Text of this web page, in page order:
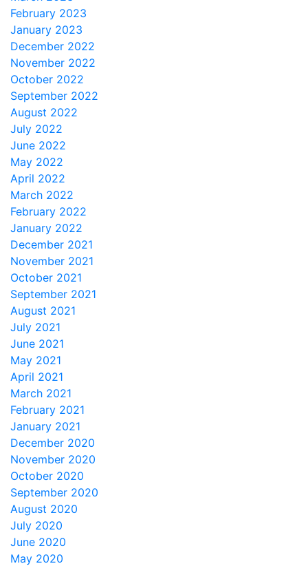
February 2023
January 2023
December 2022
November 2022
October 2022
September 2022
August 2022
July 2022
June 2022
May 2022
April 2022
March 2022
February 2022
January 2022
December 2021
November 2021
October 2021
September 2021
August 2021
July 2021
June 2021
May 2021
April 2021
March 2021
February 2021
January 2021
December 2020
November 2020
October 2020
September 2020
August 2020
July 2020
June 2020
May 2020